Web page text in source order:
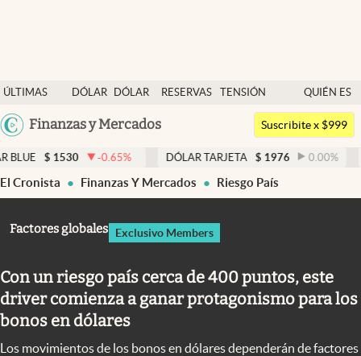
ÚLTIMAS
NOTICIAS
DÓLAR
DÓLAR
RESERVAS
TENSIÓN
GEOPOLÍTICA
QUIÉN ES
QUIÉN
Argentina
Finanzas y Mercados
Dólar
Members
Economía y Política
Finanzas y Mercados
Columnistas
Otras secciones
Suscribite x $999
-0.65% DÓLAR TARJETA $ 1976 0.00% DÓLAR
El Cronista Finanzas Y Mercados Riesgo País
Factores globales Exclusivo Members
Con un riesgo país cerca de 400 puntos, este
driver comienza a ganar protagonismo para los
bonos en dólares
Los movimientos de los bonos en dólares dependerán de factores